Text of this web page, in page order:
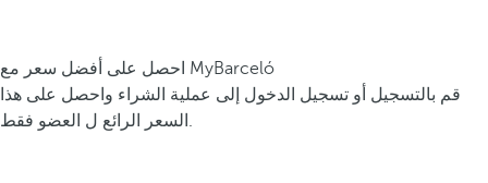
احصل على أفضل سعر مع MyBarceló
قم بالتسجيل أو تسجيل الدخول إلى عملية الشراء واحصل على هذا
السعر الرائع ل العضو فقط.